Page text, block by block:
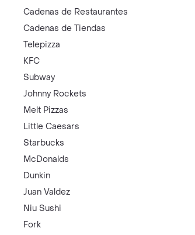
Cadenas de Restaurantes
Cadenas de Tiendas
Telepizza
KFC
Subway
Johnny Rockets
Melt Pizzas
Little Caesars
Starbucks
McDonalds
Dunkin
Juan Valdez
Niu Sushi
Fork